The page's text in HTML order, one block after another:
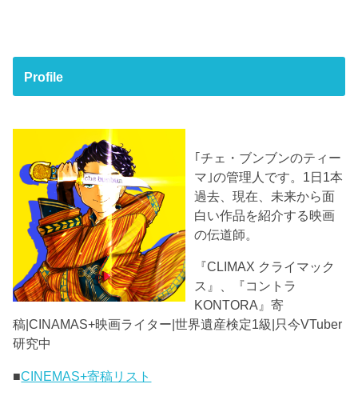
Profile
｢チェ・ブンブンのティー
マ｣の管理人です。1日1本
過去、現在、未来から面
白い作品を紹介する映画
の伝道師。
『CLIMAX クライマック
ス』、『コントラ
KONTORA』寄
稿|CINAMAS+映画ライター|世界遺産検定1級|只今VTuber
研究中
■CINEMAS+寄稿リスト